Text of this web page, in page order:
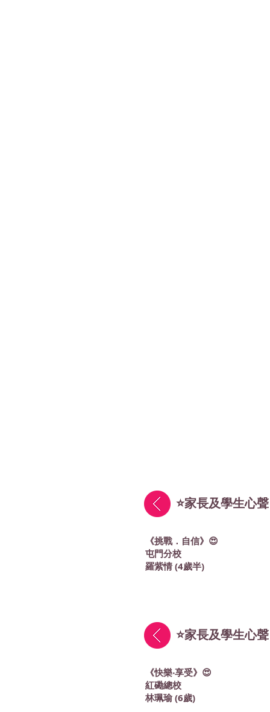
《挑戰．自信》😍
屯門分校
羅紫情 (4歲半)
⭐家長及學生心
《快樂‧享受》😍
紅磡總校
林珮瑜 (6歲)
⭐家長及學生心